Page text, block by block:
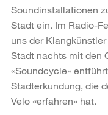
Soundinstallationen
Stadt ein. Im Radio-
uns der
Stadt nachts mit den
«Soundcycle»
Stadterkundung, die
Velo «erfahren» hat.